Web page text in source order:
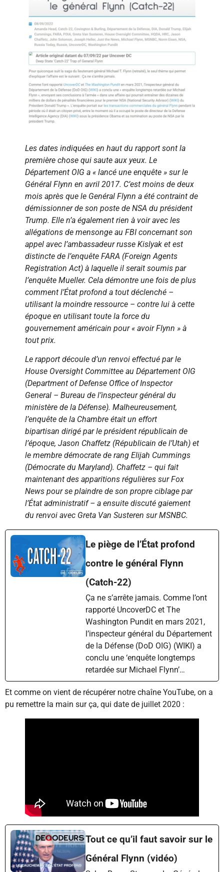
Les dates indiquées en haut du rapport sont la
première chose qui saute aux yeux. Le
Département OIG a « lancé une enquête » sur le
Général Flynn en avril 2017. C’est moins de deux
mois après que le Genéral Flynn a été contraint de
démissionner de son poste de NSA du président
Trump. Elle n’a également rien à voir avec les
allégations de mensonge au FBI concernant son
appel avec l’ambassadeur russe Kislyak et est
distincte de l’enquête FARA (Foreign Agents
Registration Act) à laquelle il serait soumis par
l’enquête Mueller. Cela démontre une fois de plus
comment l’État profond a tout déclenché –
utilisant la moindre ressource – contre lui à cette
époque en utilisant toute la force du
gouvernement américain pour « avoir Flynn » à
tout prix.
Le rapport découle d’un renvoi effectué par le
House Oversight Committee au Département OIG
(Department of Defense Office of Inspector
General – Bureau de l’inspecteur général du
ministère de la Défense). Malheureusement,
l’enquête de la Chambre était un effort
bipartisan dirigé par le président républicain de
l’époque, Jason Chaffetz (Républicain de l’Utah) et
le membre démocrate de rang Elijah Cummings
(Démocrate du Maryland). Chaffetz – qui fait
maintenant des apparitions régulières sur Fox
News pour se plaindre de son propre ciblage par
l’État administratif – a ensuite discuté gaiement
du renvoi avec Greta Van Susteren sur MSNBC.
Le piège de l’État profond
contre le général Flynn
(Catch-22)
Ça ne s’arrête jamais. Comme l’ont
rapporté UncoverDC et The
Washington Pundit en mars 2021,
l’inspecteur général du Département
de la Défense (DoD OIG) (WIKI) a
conclu une ‘enquête longtemps
retardée sur Michael Flynn’…
Et comme on vient de récupérer notre chaîne YouTube, on a
pu remettre la main sur ça, qui date de juillet 2020 :
Tout ce qu’il faut savoir sur le
Général Flynn (vidéo)